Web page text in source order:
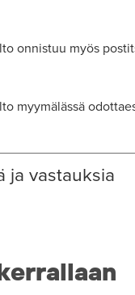
onnistuu myös
myymälässä
ja vastauksia